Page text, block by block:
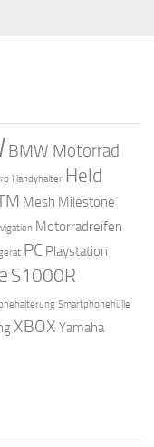
BMW Motorrad
Handyhalter Held
Mesh Milestone
Motorradreifen
PC Playstation
S1000R
Smartphonehülle
XBOX Yamaha